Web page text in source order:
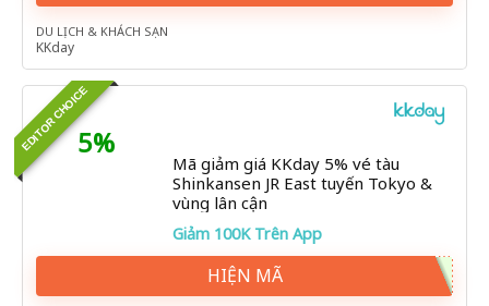
DU LỊCH & KHÁCH SẠN
KKday
EDITOR CHOICE5%
Mã giảm giá KKday 5% vé tàu
Shinkansen JR East tuyến Tokyo &
vùng lân cận
Giảm 100K Trên App
HIỆN MÃ